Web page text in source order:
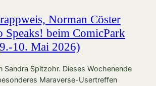
Norman Cöster
Speaks! beim ComicPark
10. Mai 2026)
Sandra Spitzohr. Dieses Wochenende
Maraverse-Usertreffen